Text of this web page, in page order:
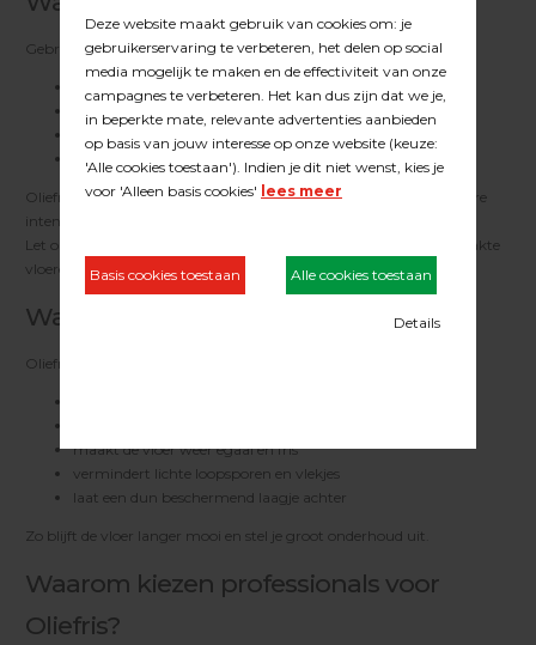
Gebruik Oliefris wanneer de vloer:
Oliefris wordt veel toegepast in winkels, kantoren, horeca en andere
intensief belopen ruimtes.
Let op: alleen geschikt voor geoliede houten vloeren. Niet voor gelakte
vloeren.
Wat doet Oliefris?
Oliefris reinigt én verzorgt tegelijk. Het:
maakt de vloer weer egaal en fris
vermindert lichte loopsporen en vlekjes
laat een dun beschermend laagje achter
Zo blijft de vloer langer mooi en stel je groot onderhoud uit.
Waarom kiezen professionals voor
Oliefris?